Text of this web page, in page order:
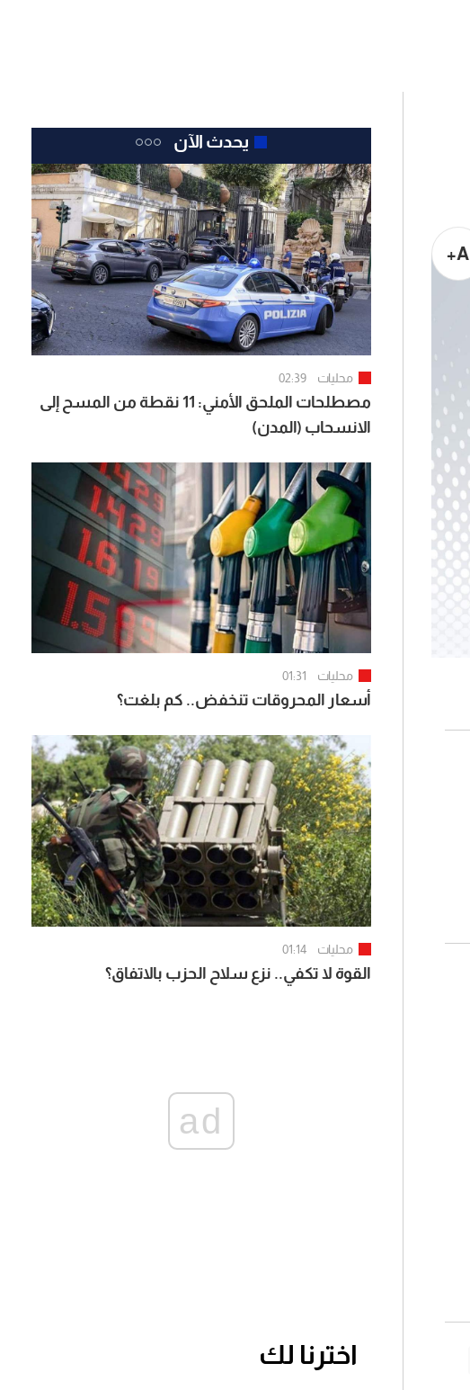
A+
يحدث الآن
محليات 02:39
مصطلحات الملحق الأمني: 11 نقطة من المسح إلى
الانسحاب (المدن)
محليات 01:31
أسعار المحروقات تنخفض.. كم بلغت؟
محليات 01:14
القوة لا تكفي.. نزع سلاح الحزب بالاتفاق؟
ad
اخترنا لك